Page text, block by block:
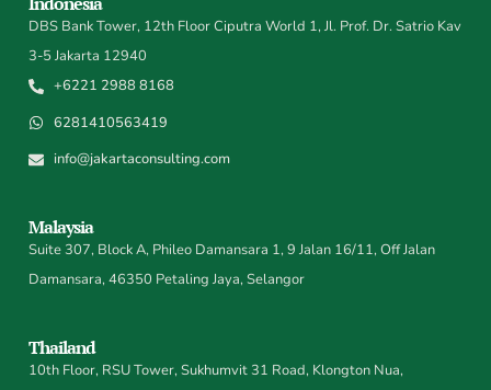
DBS Bank Tower, 12th Floor Ciputra World 1, Jl. Prof. Dr. Satrio Kav
3-5 Jakarta 12940
+6221 2988 8168
6281410563419
info@jakartaconsulting.com
Malaysia
Suite 307, Block A, Phileo Damansara 1, 9 Jalan 16/11, Off Jalan
Damansara, 46350 Petaling Jaya, Selangor
Thailand
10th Floor, RSU Tower, Sukhumvit 31 Road, Klongton Nua,